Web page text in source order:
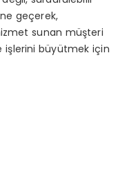
geçerek,
sunan müşteri
işlerini büyütmek için